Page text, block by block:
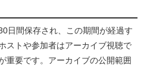
日間保存され、この期間が経過す
ストや参加者はアーカイブ視聴で
重要です。アーカイブの公開範囲